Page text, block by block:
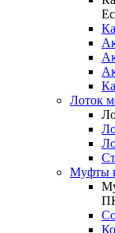
Лоток
Муфты